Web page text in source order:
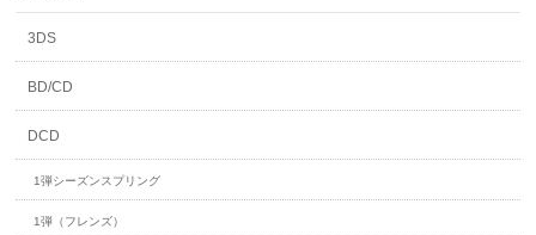
3DS
BD/CD
DCD
1弾シーズンスプリング
1弾（フレンズ）